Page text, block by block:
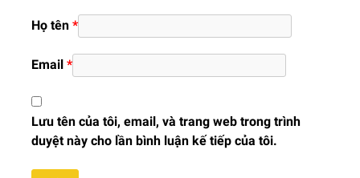
Họ tên *
Email *
Lưu tên của tôi, email, và trang web trong trình
duyệt này cho lần bình luận kế tiếp của tôi.